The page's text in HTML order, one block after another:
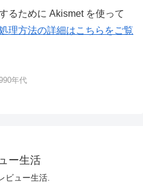
るために Akismet を使って
理方法の詳細はこちらをご覧
年代
ー生活
ビュー生活.